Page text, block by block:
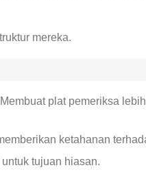
mereka.
plat pemeriksa
ketahanan
tujuan hiasan.